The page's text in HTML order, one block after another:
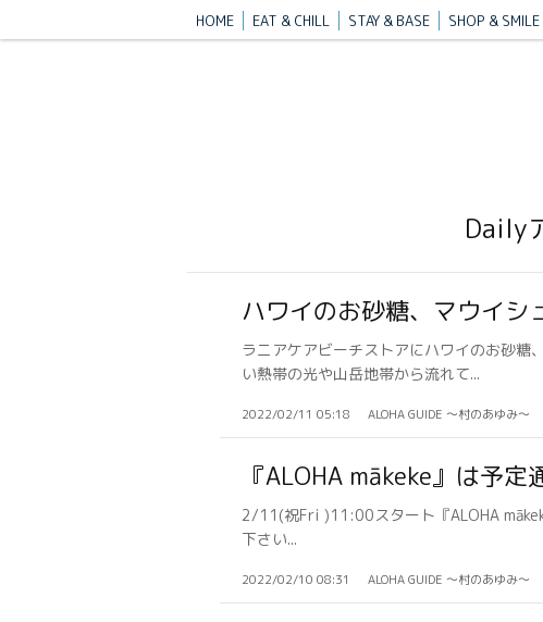
HOME EAT & CHILL STAY & BASE SHOP & SMILE
Daily
ハワイのお砂糖、マウイシ
ラニアケアビーチストアにハワイのお砂糖
い熱帯の光や山岳地帯から流れて...
2022/02/11 05:18 ALOHA GUIDE 〜村のあゆみ〜
『ALOHA mākeke』は予定
2/11(祝Fri )11:00スタート『ALOHA
下さい...
2022/02/10 08:31 ALOHA GUIDE 〜村のあゆみ〜